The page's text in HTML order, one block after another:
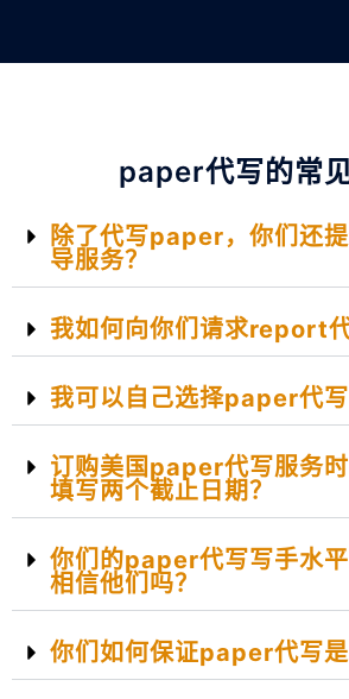
paper代写的常
除了代写paper，你们还
导服务？
我如何向你们请求report代
我可以自己选择paper代写
订购美国paper代写服务
填写两个截止日期？
你们的paper代写写手水
相信他们吗？
你们如何保证paper代写是